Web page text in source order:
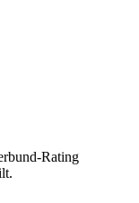
Rating